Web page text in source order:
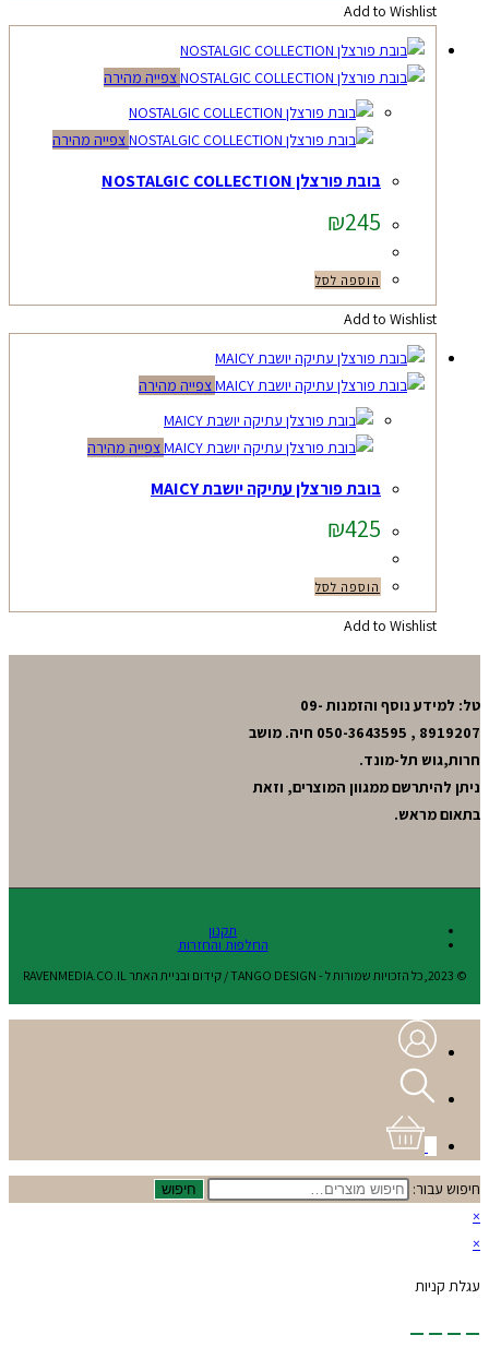
Add to Wishlist
צפייה מהירה
צפייה מהירה
בובת פורצלן NOSTALGIC COLLECTION
₪245
הוספה לסל
Add to Wishlist
צפייה מהירה
צפייה מהירה
בובת פורצלן עתיקה יושבת MAICY
₪425
הוספה לסל
Add to Wishlist
טל: למידע נוסף והזמנות 09-
8919207 , 050-3643595 חיה. מושב
חרות,גוש תל-מונד.
ניתן להיתרשם ממגוון המוצרים, וזאת
בתאום מראש.
תקנון
החלפות והחזרות
© 2023,כל הזכויות שמורות ל - TANGO DESIGN / קידום ובניית האתר RAVENMEDIA.CO.IL
חיפוש עבור: חיפוש
×
×
עגלת קניות